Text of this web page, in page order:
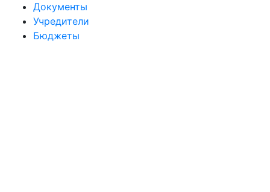
Документы
Учредители
Бюджеты